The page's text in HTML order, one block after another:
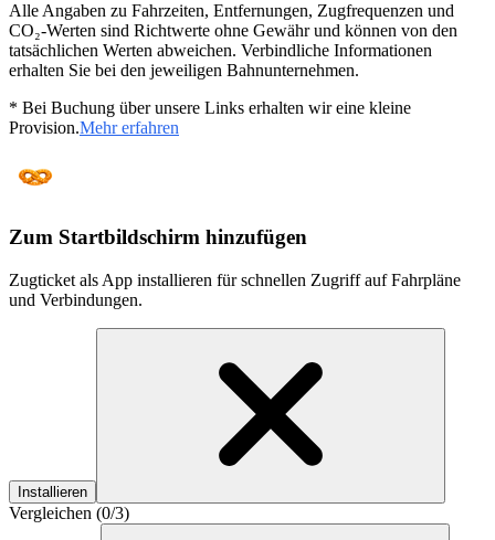
Alle Angaben zu Fahrzeiten, Entfernungen, Zugfrequenzen und
CO₂-Werten sind Richtwerte ohne Gewähr und können von den
tatsächlichen Werten abweichen. Verbindliche Informationen
erhalten Sie bei den jeweiligen Bahnunternehmen.
* Bei Buchung über unsere Links erhalten wir eine kleine
Provision.Mehr erfahren
Zum Startbildschirm hinzufügen
Zugticket als App installieren für schnellen Zugriff auf Fahrpläne
und Verbindungen.
Installieren
Vergleichen (0/3)